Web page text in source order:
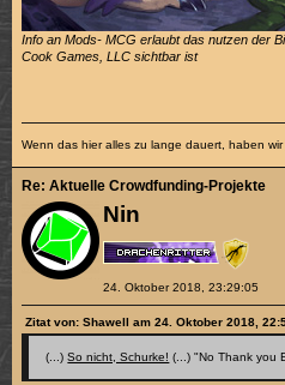
Info an Mods- MCG erlaubt das nutzen der
Cook Games, LLC sichtbar ist
Wenn das hier alles zu lange dauert, haben
Nin
24. Oktober 2018, 23:29:05
Re: Aktuelle Crowdfunding-Projekte
Zitat von: Shawell am 24. Oktober 2018,
(...)So nicht, Schurke! (...) "No Thank you